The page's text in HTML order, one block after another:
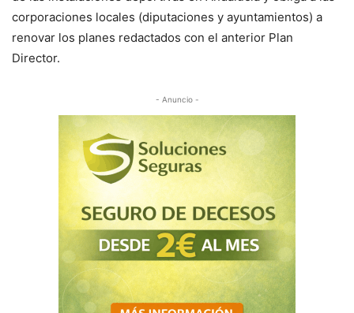
corporaciones locales (diputaciones y ayuntamientos) a
renovar los planes redactados con el anterior Plan
Director.
- Anuncio -